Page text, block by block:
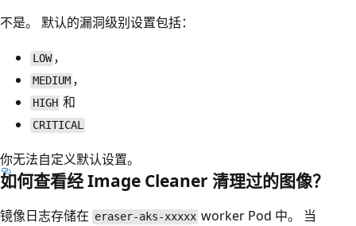
不是。 默认的漏洞级别设置包括：
LOW ，
MEDIUM ，
HIGH 和
CRITICAL
你无法自定义默认设置。
如何查看经 Image Cleaner 清理过的图像？
镜像日志存储在 eraser-aks-xxxxx worker Pod 中。 当